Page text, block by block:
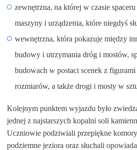
zewnętrzna, na której w czasie
maszyny i urządzenia, które niegdyś
wewnętrzna, która pokazuje między
budowy i utrzymania dróg i mostów,
budowach w postaci scenek z
rozmiarów, a także drogi i mosty w
Kolejnym punktem wyjazdu było
jednej z najstarszych kopalni soli
Uczniowie podziwiali przepiękne
podziemne jeziora oraz słuchali